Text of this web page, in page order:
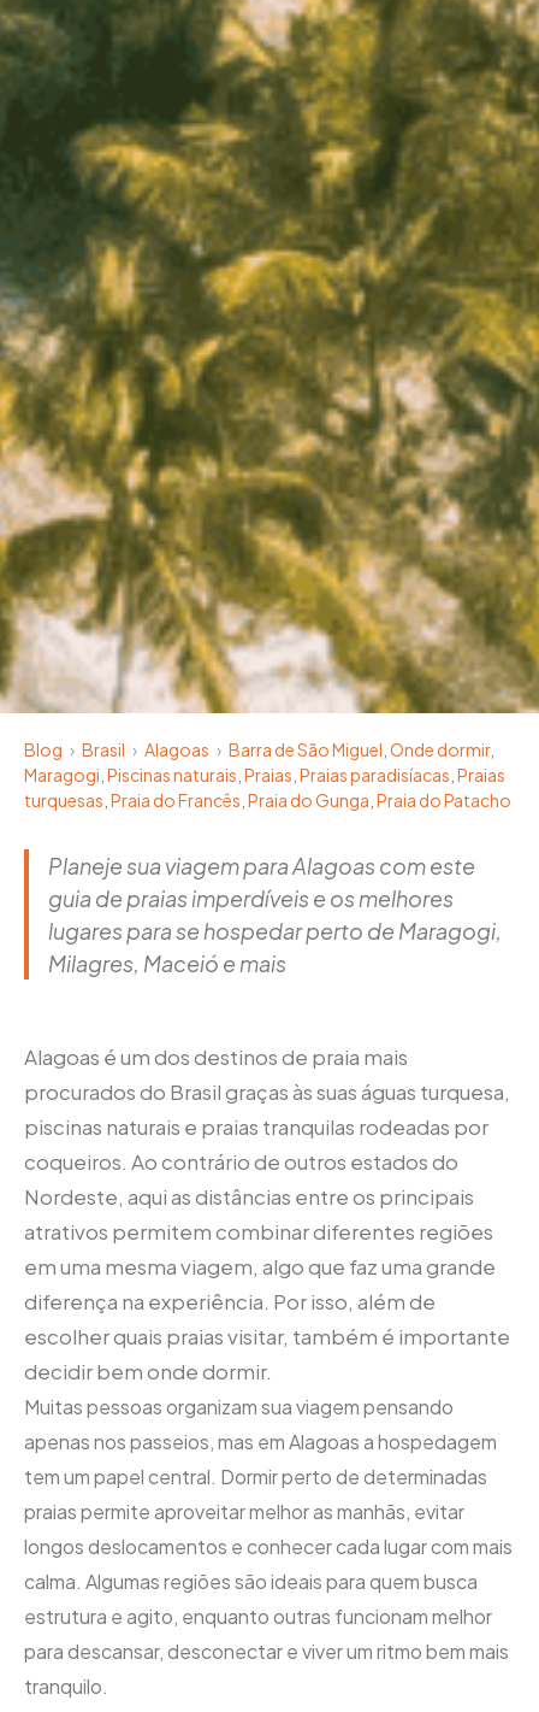
Blog › Brasil › Alagoas › Barra de São Miguel Onde dormir,
Maragogi Piscinas naturais Praias Praias paradisíacas Praias
turquesas Praia do Francês Praia do Gunga Praia do Patacho
Planeje sua viagem para Alagoas com este
guia de praias imperdíveis e os melhores
lugares para se hospedar perto de Maragogi,
Milagres, Maceió e mais
Alagoas é um dos destinos de praia mais
procurados do Brasil graças às suas águas turquesa,
piscinas naturais e praias tranquilas rodeadas por
coqueiros. Ao contrário de outros estados do
Nordeste, aqui as distâncias entre os principais
atrativos permitem combinar diferentes regiões
em uma mesma viagem, algo que faz uma grande
diferença na experiência. Por isso, além de
escolher quais praias visitar, também é importante
decidir bem onde dormir.
Muitas pessoas organizam sua viagem pensando
apenas nos passeios, mas em Alagoas a hospedagem
tem um papel central. Dormir perto de determinadas
praias permite aproveitar melhor as manhãs, evitar
longos deslocamentos e conhecer cada lugar com mais
calma. Algumas regiões são ideais para quem busca
estrutura e agito, enquanto outras funcionam melhor
para descansar, desconectar e viver um ritmo bem mais
tranquilo.